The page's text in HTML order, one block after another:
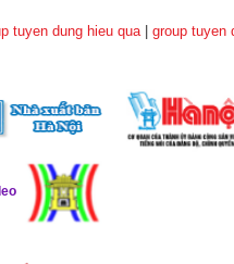
tuyen dung hieu qua| group tuyen